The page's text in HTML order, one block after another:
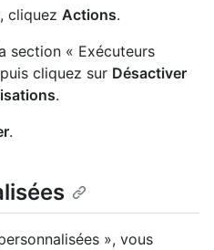
cliquez Actions.
section « Exécuteurs
cliquez sur Désactiver
.
.
», vous